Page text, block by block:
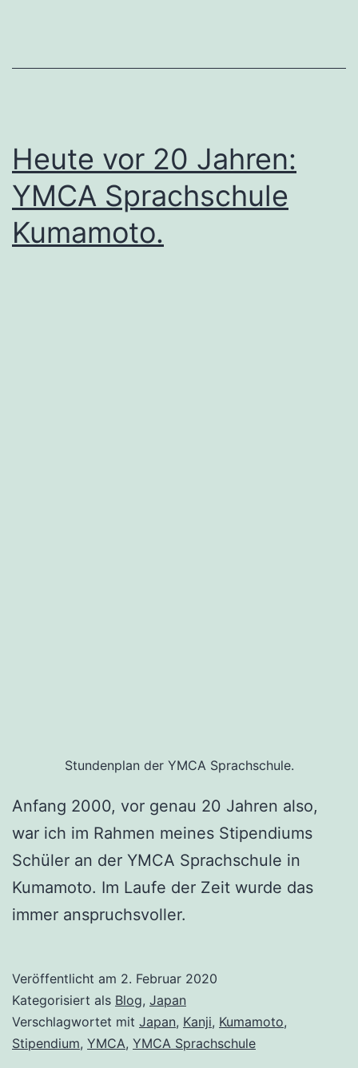
Heute vor 20 Jahren:
YMCA Sprachschule
Kumamoto.
Stundenplan der YMCA Sprachschule.
Anfang 2000, vor genau 20 Jahren also,
war ich im Rahmen meines Stipendiums
Schüler an der YMCA Sprachschule in
Kumamoto. Im Laufe der Zeit wurde das
immer anspruchsvoller.
Veröffentlicht am 2. Februar 2020
Kategorisiert als Blog, Japan
Verschlagwortet mit Japan, Kanji, Kumamoto,
Stipendium, YMCA, YMCA Sprachschule